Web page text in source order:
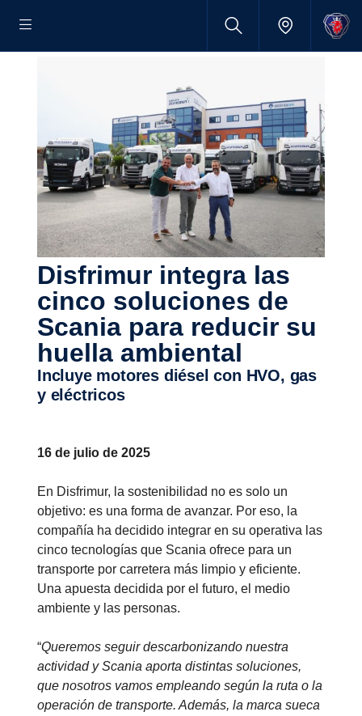
Disfrimur integra las
cinco soluciones de
Scania para reducir su
huella ambiental
Incluye motores diésel con HVO, gas
y eléctricos
16 de julio de 2025
En Disfrimur, la sostenibilidad no es solo un
objetivo: es una forma de avanzar. Por eso, la
compañía ha decidido integrar en su operativa las
cinco tecnologías que Scania ofrece para un
transporte por carretera más limpio y eficiente.
Una apuesta decidida por el futuro, el medio
ambiente y las personas.
“Queremos seguir descarbonizando nuestra
actividad y Scania aporta distintas soluciones,
que nosotros vamos empleando según la ruta o la
operación de transporte. Además, la marca sueca